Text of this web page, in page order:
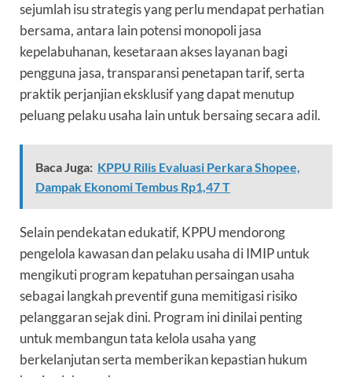
sejumlah isu strategis yang perlu mendapat perhatian
bersama, antara lain potensi monopoli jasa
kepelabuhanan, kesetaraan akses layanan bagi
pengguna jasa, transparansi penetapan tarif, serta
praktik perjanjian eksklusif yang dapat menutup
peluang pelaku usaha lain untuk bersaing secara adil.
Baca Juga: KPPU Rilis Evaluasi Perkara Shopee,
Dampak Ekonomi Tembus Rp1,47 T
Selain pendekatan edukatif, KPPU mendorong
pengelola kawasan dan pelaku usaha di IMIP untuk
mengikuti program kepatuhan persaingan usaha
sebagai langkah preventif guna memitigasi risiko
pelanggaran sejak dini. Program ini dinilai penting
untuk membangun tata kelola usaha yang
berkelanjutan serta memberikan kepastian hukum